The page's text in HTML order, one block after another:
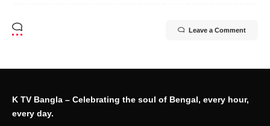
Leave a Comment
K TV Bangla – Celebrating the soul of Bengal, every hour,
every day.